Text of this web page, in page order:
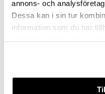
annons- och
Dessa kan i sin tur
information som du har
relevans och där
Björkstrand anser själv
avseenden varit
aldrig hade kunnat
beskriver som en enkel